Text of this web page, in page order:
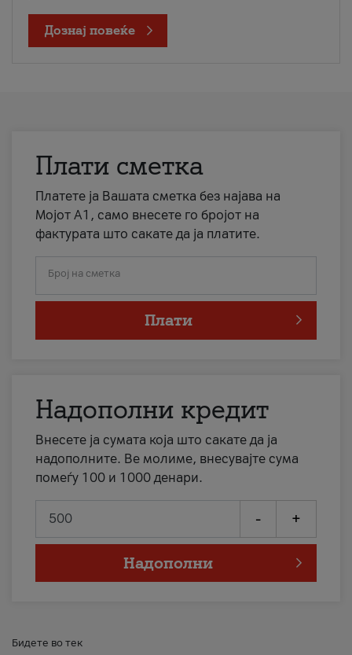
Дознај повеќе
Плати сметка
Платете ја Вашата сметка без најава на
Мојот А1, само внесете го бројот на
фактурата што сакате да ја платите.
Број на сметка
Плати
Надополни кредит
Внесете ја сумата која што сакате да ја
надополните. Ве молиме, внесувајте сума
помеѓу 100 и 1000 денари.
- +
Надополни
Бидете во тек